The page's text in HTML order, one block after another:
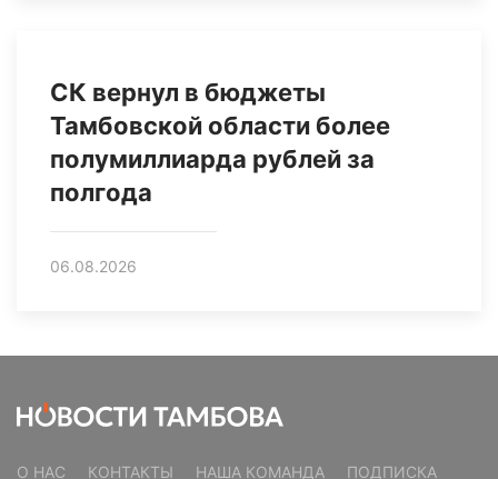
СК вернул в бюджеты
Тамбовской области более
полумиллиарда рублей за
полгода
06.08.2026
О НАС КОНТАКТЫ НАША КОМАНДА ПОДПИСКА